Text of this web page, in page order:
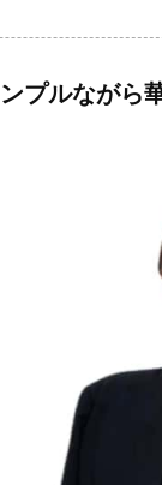
プルながら